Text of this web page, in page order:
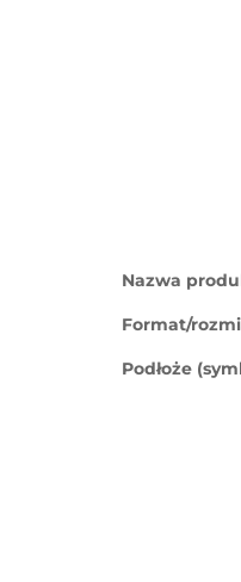
Nazwa
Format/
Podłoże